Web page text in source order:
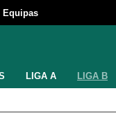
Equipas
LIGA A LIGA B